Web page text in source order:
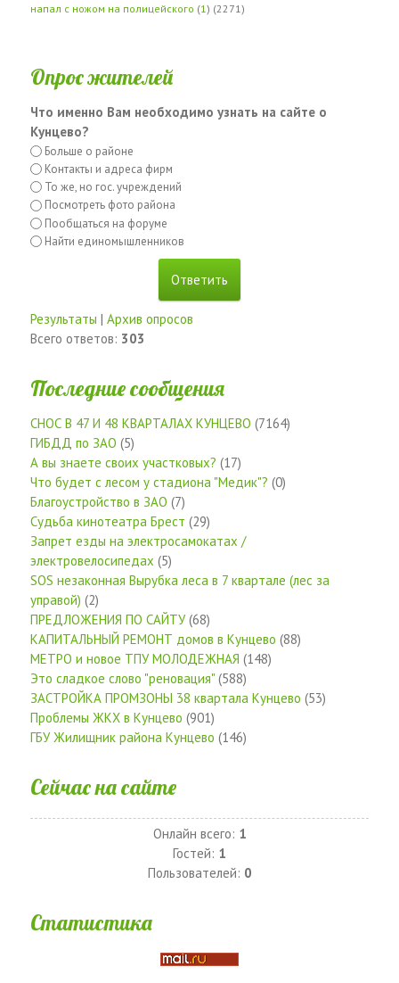
напал с ножом на полицейского (1 ) (2271)
Опрос жителей
Что именно Вам необходимо узнать на сайте о
Кунцево?
Больше о районе
Контакты и адреса фирм
То же, но гос. учреждений
Посмотреть фото района
Пообщаться на форуме
Найти единомышленников
Результаты | Архив опросов
Всего ответов: 303
Последние сообщения
СНОС В 47 И 48 КВАРТАЛАХ КУНЦЕВО (7164)
ГИБДД по ЗАО (5)
А вы знаете своих участковых? (17)
Что будет с лесом у стадиона "Медик"? (0)
Благоустройство в ЗАО (7)
Судьба кинотеатра Брест (29)
Запрет езды на электросамокатах /
электровелосипедах (5)
SOS незаконная Вырубка леса в 7 квартале (лес за
управой) (2)
ПРЕДЛОЖЕНИЯ ПО САЙТУ(68)
КАПИТАЛЬНЫЙ РЕМОНТ домов в Кунцево (88)
МЕТРО и новое ТПУ МОЛОДЕЖНАЯ (148)
Это сладкое слово "реновация" (588)
ЗАСТРОЙКА ПРОМЗОНЫ 38 квартала Кунцево (53)
Проблемы ЖКХ в Кунцево (901)
ГБУ Жилищник района Кунцево (146)
Сейчас на сайте
Онлайн всего: 1
Гостей: 1
Пользователей: 0
Статистика